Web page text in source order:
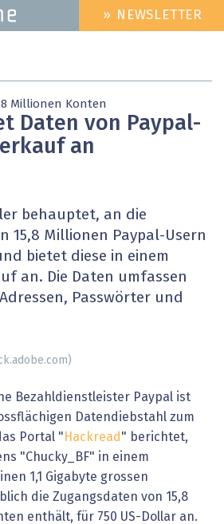
HEADER
MENU
» NEWSLETTER
Millionen Konten
Daten von Paypal-
an
behauptet, an die
15,8 Millionen Paypal-Usern
bietet diese in einem
an. Die Daten umfassen
Passwörter und
Bezahldienstleister Paypal ist
Datendiebstahl zum
Portal " Hackread " berichtet,
"Chucky_BF" in einem
1,1 Gigabyte grossen
die Zugangsdaten von 15,8
enthält, für 750 US-Dollar an.